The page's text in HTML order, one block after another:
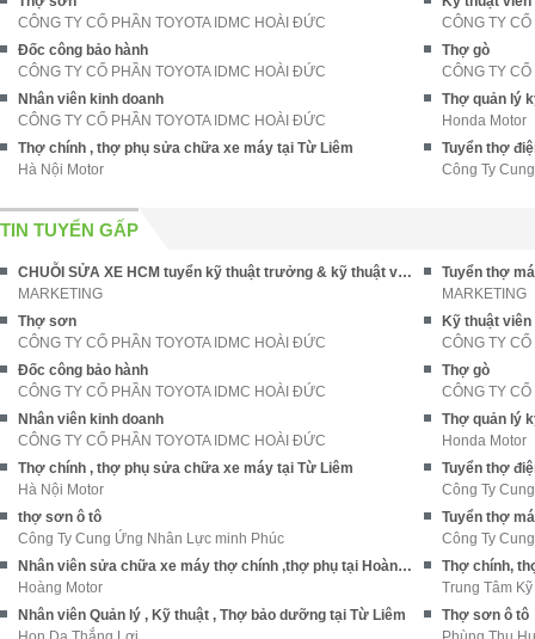
CÔNG TY CỔ PHẦN TOYOTA IDMC HOÀI ĐỨC
CÔNG TY
Đốc công bảo hành
CÔNG TY CỔ PHẦN TOYOTA IDMC HOÀI ĐỨC
Thợ gò
CÔNG TY
Nhân viên kinh doanh
CÔNG TY CỔ PHẦN TOYOTA IDMC HOÀI ĐỨC
Honda Motor
Thợ chính , thợ phụ sửa chữa xe máy tại Từ Liêm
Hà Nội Motor
Tuyển thợ
Công Ty
TIN TUYỂN GẤP
CHUỖI SỬA XE HCM tuyển kỹ thuật trưởng & kỹ thuật viên ĐI LÀM NGAY
MARKETING
Tuyển thợ
MARKETING
Thợ sơn
CÔNG TY CỔ PHẦN TOYOTA IDMC HOÀI ĐỨC
Kỹ thuật
CÔNG TY
Đốc công bảo hành
CÔNG TY CỔ PHẦN TOYOTA IDMC HOÀI ĐỨC
Thợ gò
CÔNG TY
Nhân viên kinh doanh
CÔNG TY CỔ PHẦN TOYOTA IDMC HOÀI ĐỨC
Honda Motor
Thợ chính , thợ phụ sửa chữa xe máy tại Từ Liêm
Hà Nội Motor
Tuyển thợ
Công Ty
thợ sơn ô tô
Công Ty Cung Ứng Nhân Lực minh Phúc
Tuyển thợ
Công Ty
Nhân viên sửa chữa xe máy thợ chính ,thợ phụ tại Hoàng Mai
Hoàng Motor
Thợ chính,
Trung Tâm
Nhân viên Quản lý , Kỹ thuật , Thợ bảo dưỡng tại Từ Liêm
Thợ sơn ô tô